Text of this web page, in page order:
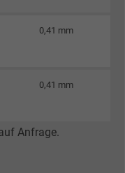
für Website-Analyse,
und
0,41 mm
0,41 mm
Anfrage.